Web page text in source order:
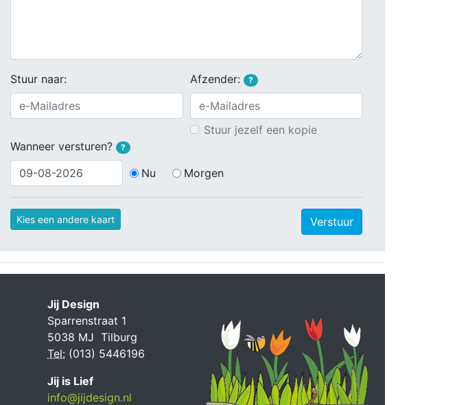
Stuur naar: Afzender: ?
Stuur jezelf een kopie
Wanneer versturen?
?
Nu Morgen
Kies een andere kaart Verstuur
Jij Design
Sparrenstraat 1
5038 MJ Tilburg
Tel: (013) 5446196
Jij is Lief
info@jijdesign.nl